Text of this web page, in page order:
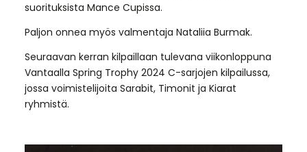
suorituksista Mance Cupissa.
Paljon onnea myös valmentaja Nataliia Burmak.
Seuraavan kerran kilpaillaan tulevana viikonloppuna
Vantaalla Spring Trophy 2024 C-sarjojen kilpailussa,
jossa voimistelijoita Sarabit, Timonit ja Kiarat
ryhmistä.